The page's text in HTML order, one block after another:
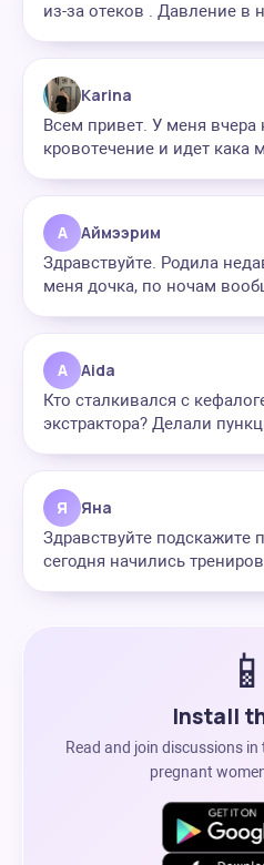
из-за отеков . Давление в
Karina
Всем привет. У меня
кровотечение и идет кака
А Аймээрим
Здравствуйте. Родила
меня дочка, по ночам
A Aida
Кто сталкивался с
экстрактора? Делали
Я Яна
Здравствуйте подскажите
сегодня начились
📱
Install
Read and join discussions
pregnant